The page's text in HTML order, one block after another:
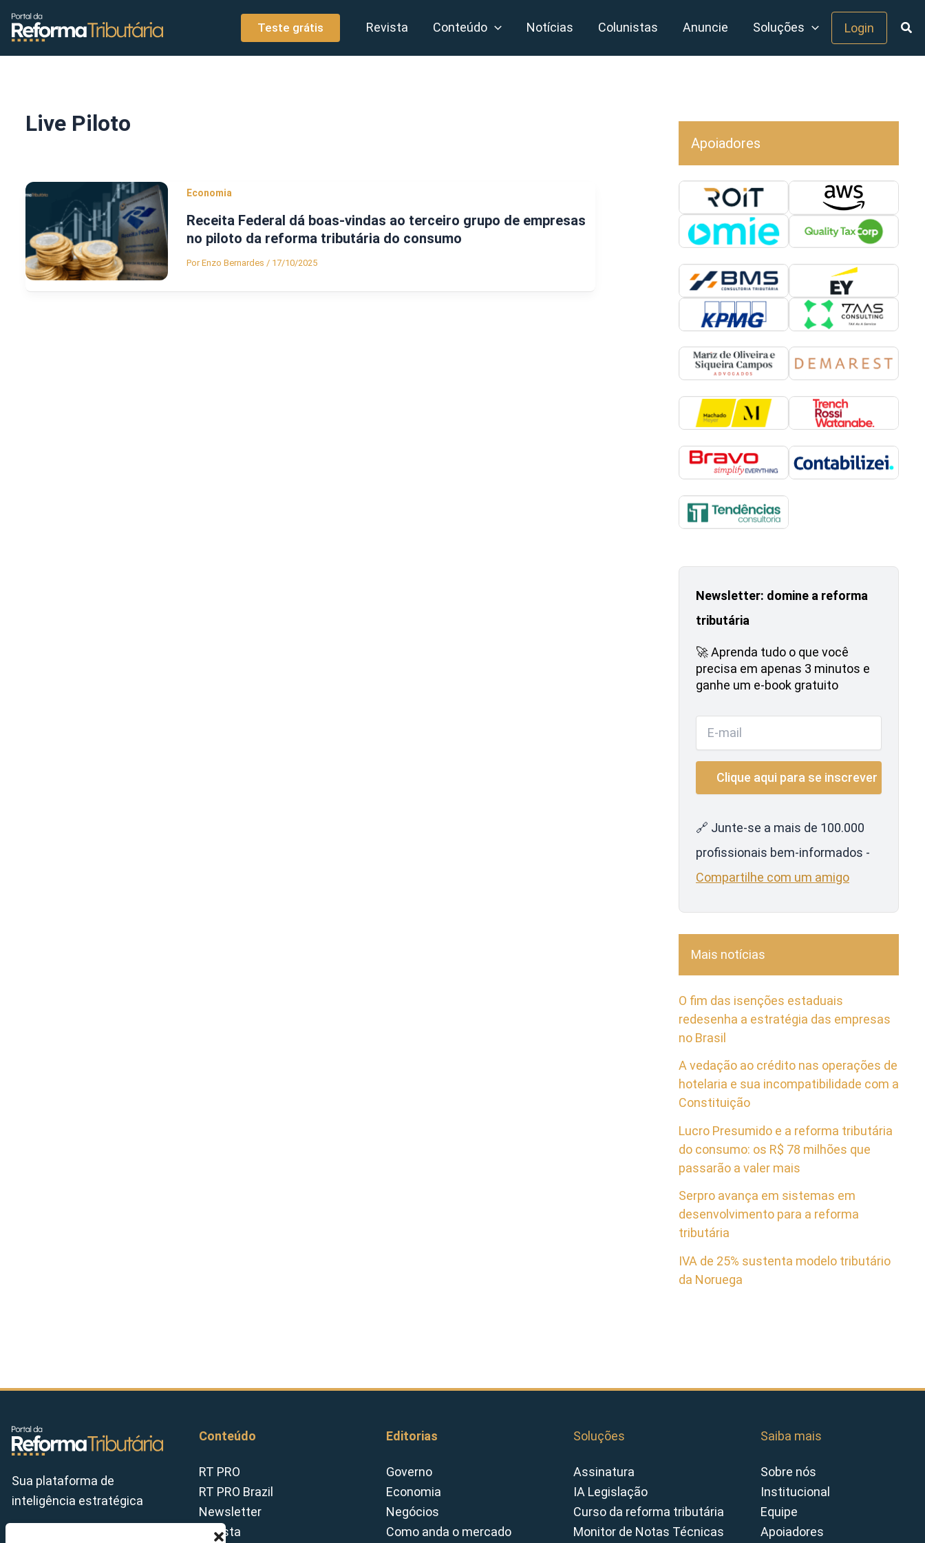
conteúdo
Teste grátis Revista Conteúdo Notícias Colunistas Anuncie Soluções Login
Live Piloto
Economia
Receita Federal dá boas-vindas ao terceiro grupo de empresas
no piloto da reforma tributária do consumo
PorEnzo Bernardes / 17/10/2025
Apoiadores
Newsletter: domine a reforma
tributária
🚀 Aprenda tudo o que você
precisa em apenas 3 minutos e
ganhe um e-book gratuito
🔗 Junte-se a mais de 100.000
profissionais bem-informados -
Compartilhe com um amigo
Mais notícias
O fim das isenções estaduais
redesenha a estratégia das empresas
no Brasil
A vedação ao crédito nas operações de
hotelaria e sua incompatibilidade com a
Constituição
Lucro Presumido e a reforma tributária
do consumo: os R$ 78 milhões que
passarão a valer mais
Serpro avança em sistemas em
desenvolvimento para a reforma
tributária
IVA de 25% sustenta modelo tributário
da Noruega
Sua plataforma de
inteligência estratégica
Conteúdo
RT PRO
RT PRO Brazil
Newsletter
Revista
Editorias
Governo
Economia
Negócios
Como anda o mercado
Soluções
Assinatura
IA Legislação
Curso da reforma tributária
Monitor de Notas Técnicas
Saiba mais
Sobre nós
Institucional
Equipe
Apoiadores